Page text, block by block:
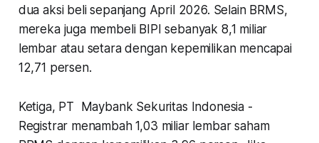
dua aksi beli sepanjang April 2026. Selain BRMS,
mereka juga membeli BIPI sebanyak 8,1 miliar
lembar atau setara dengan kepemilikan mencapai
12,71 persen.
Ketiga, PT Maybank Sekuritas Indonesia -
Registrar menambah 1,03 miliar lembar saham